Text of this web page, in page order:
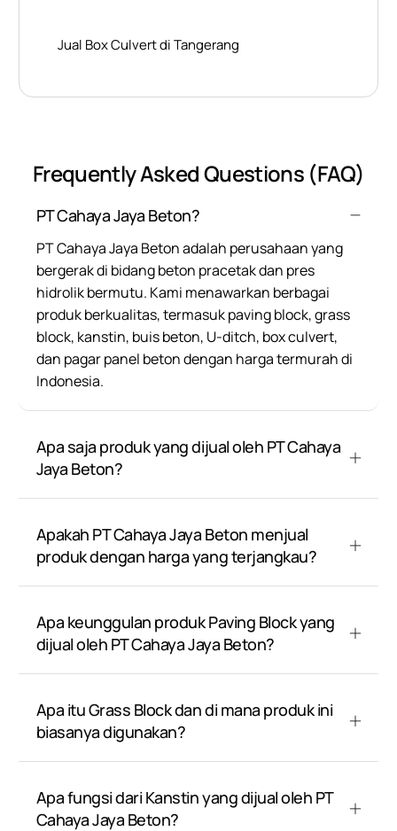
Jual Box Culvert di Tangerang
Frequently Asked Questions (FAQ)
PT Cahaya Jaya Beton?
PT Cahaya Jaya Beton adalah perusahaan yang
bergerak di bidang beton pracetak dan pres
hidrolik bermutu. Kami menawarkan berbagai
produk berkualitas, termasuk paving block, grass
block, kanstin, buis beton, U-ditch, box culvert,
dan pagar panel beton dengan harga termurah di
Indonesia.
Apa saja produk yang dijual oleh PT Cahaya
Jaya Beton?
Apakah PT Cahaya Jaya Beton menjual
produk dengan harga yang terjangkau?
Apa keunggulan produk Paving Block yang
dijual oleh PT Cahaya Jaya Beton?
Apa itu Grass Block dan di mana produk ini
biasanya digunakan?
Apa fungsi dari Kanstin yang dijual oleh PT
Cahaya Jaya Beton?